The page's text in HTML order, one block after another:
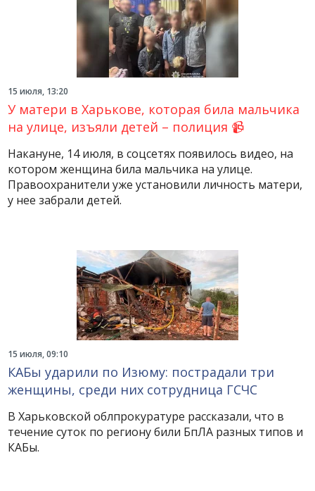
15 июля, 13:20
У матери в Харькове, которая била мальчика
на улице, изъяли детей – полиция 📹
Накануне, 14 июля, в соцсетях появилось видео, на
котором женщина била мальчика на улице.
Правоохранители уже установили личность матери,
у нее забрали детей.
15 июля, 09:10
КАБы ударили по Изюму: пострадали три
женщины, среди них сотрудница ГСЧС
В Харьковской облпрокуратуре рассказали, что в
течение суток по региону били БпЛА разных типов и
КАБы.